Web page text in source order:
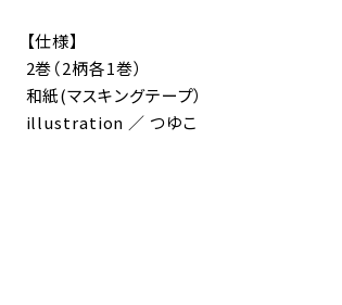
【仕様】
2巻（2柄各1巻）
和紙(マスキングテープ）
illustration ／ つゆこ